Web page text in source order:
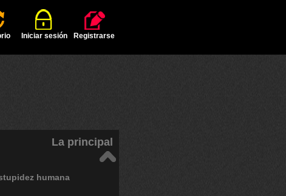
Iniciar sesión Registrarse
La principal
humana